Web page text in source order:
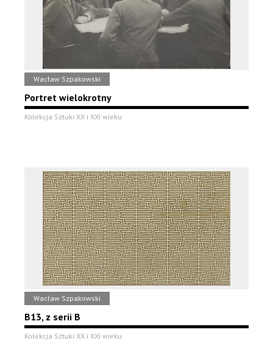
Wacław Szpakowski
Portret wielokrotny
Kolekcja Sztuki XX i XXI wieku
Wacław Szpakowski
B13, z serii B
Kolekcja Sztuki XX i XXI wieku